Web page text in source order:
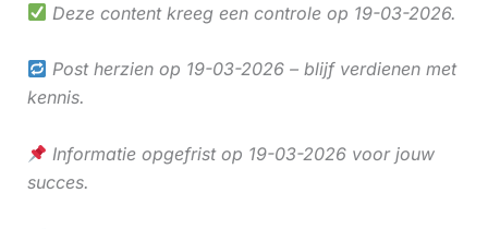
Deze content kreeg een controle op 19-03-2026.
Post herzien op 19-03-2026 – blijf verdienen met
kennis.
Informatie opgefrist op 19-03-2026 voor jouw
succes.